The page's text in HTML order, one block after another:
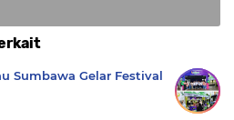
Sumbawa Gelar Festival